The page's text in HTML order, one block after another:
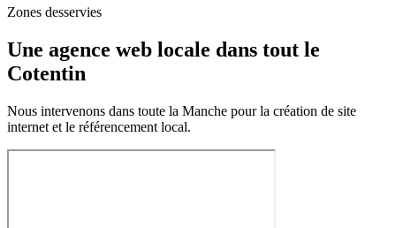
Zones desservies
Une agence web locale dans tout le
Cotentin
Nous intervenons dans toute la Manche pour la création de site
internet et le référencement local.